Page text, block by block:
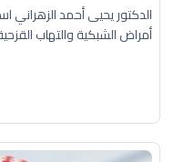
الدكتور يحيى أحمد
أمراض الشبكية والتهاب